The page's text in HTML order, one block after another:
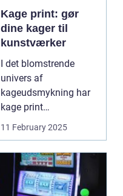
Kage print: gør
dine kager til
kunstværker
I det blomstrende
univers af
kageudsmykning har
kage print
revolutioneret måden,
11 February 2025